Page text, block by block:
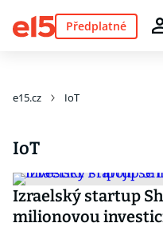
Předplatné
e15.cz IoT
IoT
Izraelský startup
milionovou